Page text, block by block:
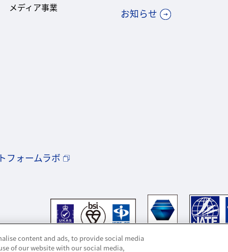
フォームラボ
メディア事業
お知らせ
content and ads, to provide social media
of our website with our social media,